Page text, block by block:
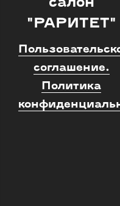
салон
"РАРИТЕТ"
соглашение.
Политика